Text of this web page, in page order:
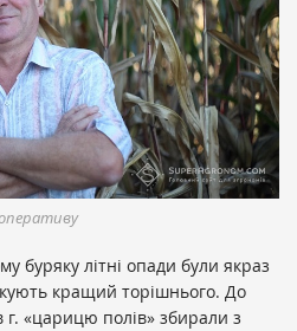
буряку літні опади були якраз
кращий торішнього. До
г. «царицю полів» збирали з